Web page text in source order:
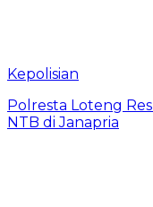
Kepolisian
Polresta Loteng
NTB di Janapria